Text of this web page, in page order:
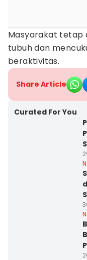
Masyarakat tetap
tubuh dan
beraktivitas.
Share Article
Curated For You